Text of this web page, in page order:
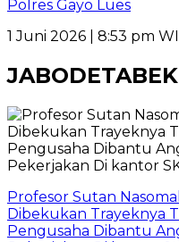
Polres Gayo Lues
1 Juni 2026 | 8:53 pm
JABODETABEK
Profesor Sutan
Dibekukan Trayeknya
Pengusaha Dibantu